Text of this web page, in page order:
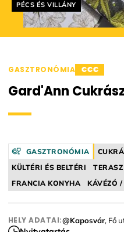
Helyszín címkék:
PÉCS ÉS VILLÁNY
GASZTRONÓMIA €€€
Gard'Ann
GASZTRONÓMIA
KÜLTÉRI ÉS BELTÉRI
TERASZ
FRANCIA KONYHA
KÁVÉZÓ /
HELY ADATAI:@Kaposvár, Fő